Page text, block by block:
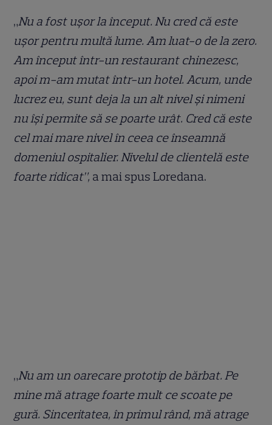
„Nu a fost ușor la început. Nu cred că este
ușor pentru multă lume. Am luat-o de la zero.
Am început într-un restaurant chinezesc,
apoi m-am mutat într-un hotel. Acum, unde
lucrez eu, sunt deja la un alt nivel și nimeni
nu își permite să se poarte urât. Cred că este
cel mai mare nivel în ceea ce înseamnă
domeniul ospitalier. Nivelul de clientelă este
foarte ridicat”, a mai spus Loredana.
„Nu am un oarecare prototip de bărbat. Pe
mine mă atrage foarte mult ce scoate pe
gură. Sinceritatea, în primul rând, mă atrage